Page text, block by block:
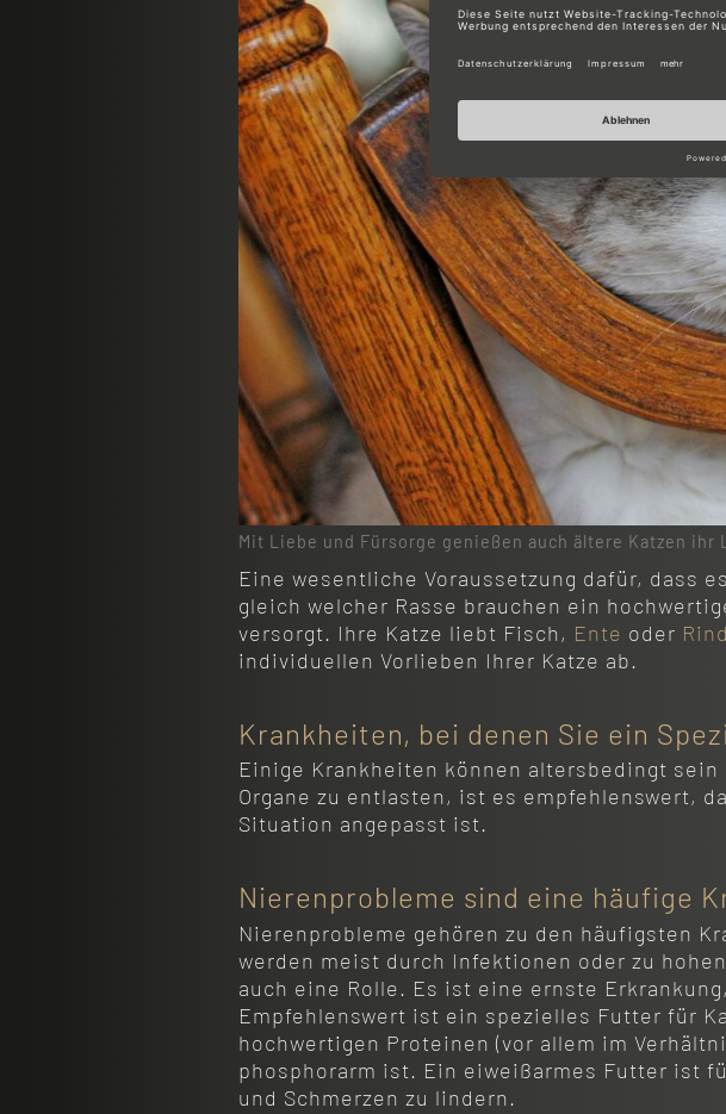
Mit Liebe und Fürsorge genießen auch ältere Katzen
Eine wesentliche Voraussetzung dafür, dass
gleich welcher Rasse brauchen ein
versorgt. Ihre Katze liebt Fisch, Ente oder Rind
individuellen Vorlieben Ihrer Katze ab.
Krankheiten, bei denen Sie ein
Einige Krankheiten können altersbedingt
Organe zu entlasten, ist es empfehlenswert,
Situation angepasst ist.
Nierenprobleme sind eine häufige
Nierenprobleme gehören zu den häufigsten
werden meist durch Infektionen oder zu
auch eine Rolle. Es ist eine ernste
Empfehlenswert ist ein spezielles Futter für
hochwertigen Proteinen (vor allem im
phosphorarm ist. Ein eiweißarmes Futter ist
und Schmerzen zu lindern.